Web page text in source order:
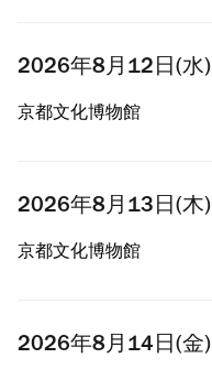
2026年8月12日(水)
京都文化博物館
2026年8月13日(木)
京都文化博物館
2026年8月14日(金)